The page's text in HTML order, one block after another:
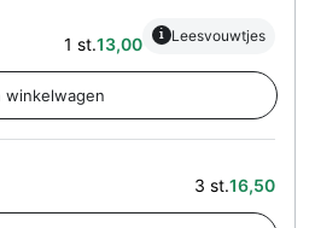
1 st.13,00 i Leesvouwtjes
3 st.16,50